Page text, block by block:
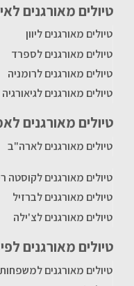
טיולים מאורגנים
טיולים מאורגנים ליוון
טיולים מאורגנים לספרד
טיולים מאורגנים לרומניה
טיולים מאורגנים לגיאורגיה
טיולים מאורגנים
טיולים מאורגנים לארה"ב
טיולים מאורגנים לקוסטה
טיולים מאורגנים לברזיל
טיולים מאורגנים לצ'ילה
טיולים מאורגנים
טיולים מאורגנים למשפחות